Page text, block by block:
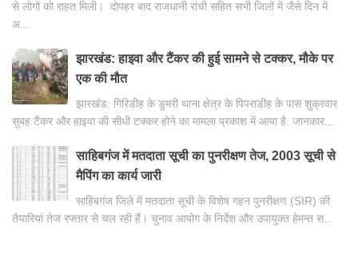
से लोगों को राहत मिली। दोपहर बाद राजधानी रांची सहित सभी जिलों में जैसे दिन में
अ...
झारखंड: हाइवा और टैंकर की हुई सामने से टक्कर, मौके पर
एक की मौत
झारखंड: गिरिडीह के डुमरी थाना क्षेत्र के पिपराडीह के पास शुक्रवार
सुबह टैंकर और हाइवा की सीधी टक्कर होने का मामला प्रकाश में आया है. जानकार...
साहिबगंज में मतदाता सूची का पुनरीक्षण तेज, 2003 सूची से
मैपिंग का कार्य जारी
साहिबगंज जिले में मतदाता सूची के विशेष गहन पुनरीक्षण (SIR) की
तैयारियां तेज रफ्तार से चल रही हैं। चुनाव आयोग के निर्देश और उपायुक्त हेमन्त स...